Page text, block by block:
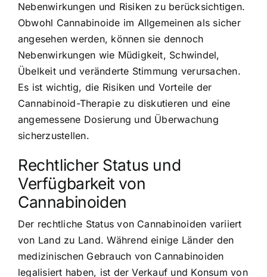
Nebenwirkungen und Risiken zu berücksichtigen.
Obwohl Cannabinoide im Allgemeinen als sicher
angesehen werden, können sie dennoch
Nebenwirkungen wie Müdigkeit, Schwindel,
Übelkeit und veränderte Stimmung verursachen.
Es ist wichtig, die Risiken und Vorteile der
Cannabinoid-Therapie zu diskutieren und eine
angemessene Dosierung und Überwachung
sicherzustellen.
Rechtlicher Status und
Verfügbarkeit von
Cannabinoiden
Der rechtliche Status von Cannabinoiden variiert
von Land zu Land. Während einige Länder den
medizinischen Gebrauch von Cannabinoiden
legalisiert haben, ist der Verkauf und Konsum von